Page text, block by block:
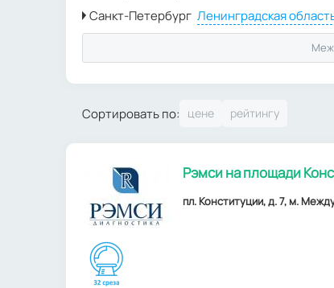
Сортировать по:
Рэмси на площади
пл. Конституции, д. 7, м.